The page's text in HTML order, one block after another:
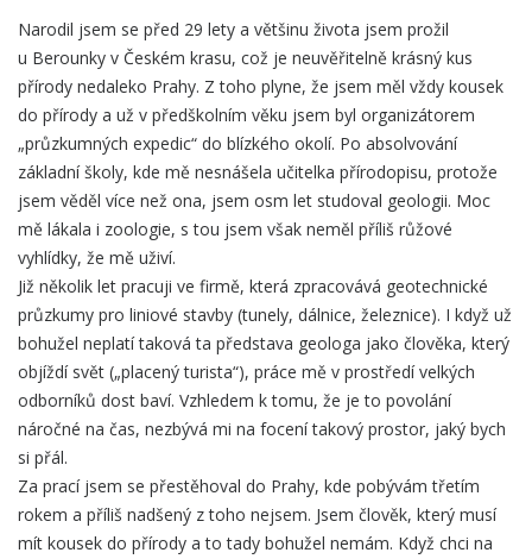
Narodil jsem se před 29 lety a většinu života jsem prožil
u Berounky v Českém krasu, což je neuvěřitelně krásný kus
přírody nedaleko Prahy. Z toho plyne, že jsem měl vždy kousek
do přírody a už v předškolním věku jsem byl organizátorem
„průzkumných expedic“ do blízkého okolí. Po absolvování
základní školy, kde mě nesnášela učitelka přírodopisu, protože
jsem věděl více než ona, jsem osm let studoval geologii. Moc
mě lákala i zoologie, s tou jsem však neměl příliš růžové
vyhlídky, že mě uživí.
Již několik let pracuji ve firmě, která zpracovává geotechnické
průzkumy pro liniové stavby (tunely, dálnice, železnice). I když už
bohužel neplatí taková ta představa geologa jako člověka, který
objíždí svět („placený turista“), práce mě v prostředí velkých
odborníků dost baví. Vzhledem k tomu, že je to povolání
náročné na čas, nezbývá mi na focení takový prostor, jaký bych
si přál.
Za prací jsem se přestěhoval do Prahy, kde pobývám třetím
rokem a příliš nadšený z toho nejsem. Jsem člověk, který musí
mít kousek do přírody a to tady bohužel nemám. Když chci na